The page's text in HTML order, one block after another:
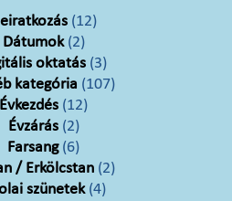
(12)
Dátumok(2)
oktatás (3)
kategória (107)
Évkezdés (12)
Évzárás(2)
Farsang(6)
/ Erkölcstan (2)
szünetek(4)